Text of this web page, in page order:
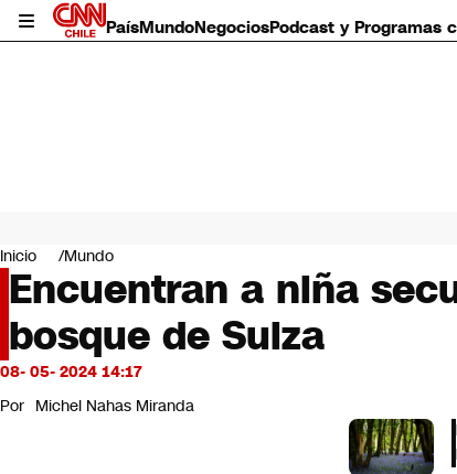
PaísMundoNegociosPodcast y Programas
Mundo
Negocios
Deportes
Programas completos
Cultura
Servicios
Bits
CNN Data
Inicio Mundo
Encuentran a niña
bosque de Suiza
08- 05- 2024 14:17
Por Michel Nahas Miranda